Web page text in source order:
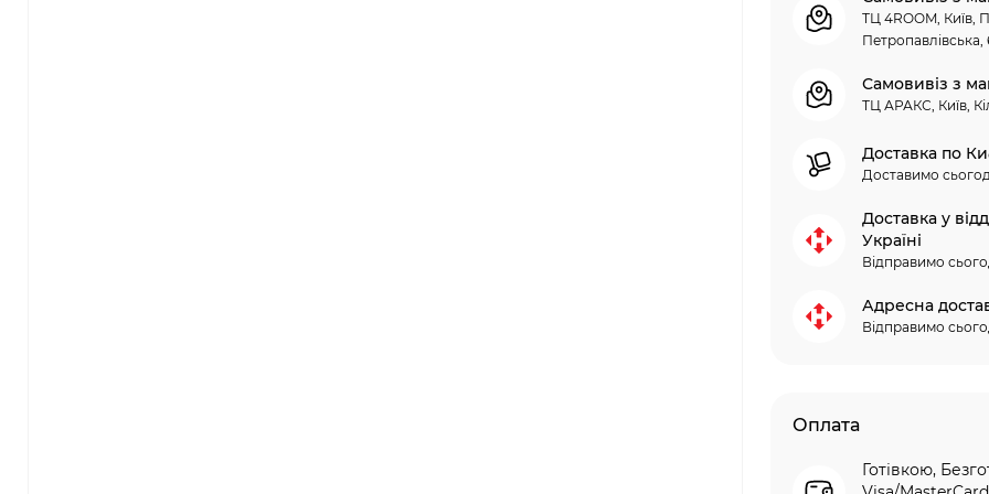
ТЦ 4ROOM, Київ,
Петропавлівська,
Самовивіз з
ТЦ АРАКС, Київ,
Доставка по
Доставимо
Доставка у
Україні
Відправимо
Адресна
Відправимо
Оплата
Готівкою,